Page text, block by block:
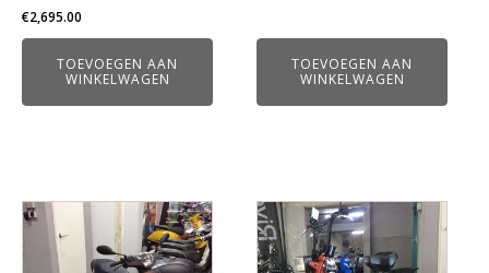
€2,695.00
TOEVOEGEN AAN
WINKELWAGEN
TOEVOEGEN AAN
WINKELWAGEN